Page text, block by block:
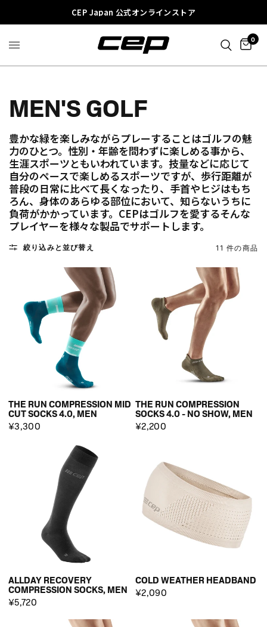
CEP Japan 公式オンラインストア
0
MEN'S GOLF
豊かな緑を楽しみながらプレーすることはゴルフの魅
力のひとつ。性別・年齢を問わずに楽しめる事から、
生涯スポーツともいわれています。技量などに応じて
自分のペースで楽しめるスポーツですが、歩行距離が
普段の日常に比べて長くなったり、手首やヒジはもち
ろん、身体のあらゆる部位において、知らないうちに
負荷がかかっています。CEPはゴルフを愛するそんな
プレイヤーを様々な製品でサポートします。
絞り込みと並び替え 11 件の商品
THE RUN COMPRESSION MID
CUT SOCKS 4.0, MEN
¥3,300
THE RUN COMPRESSION
SOCKS 4.0 - NO SHOW, MEN
¥2,200
ALLDAY RECOVERY
COMPRESSION SOCKS, MEN
¥5,720
COLD WEATHER HEADBAND
¥2,090